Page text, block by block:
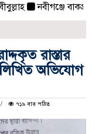
নবীগঞ্জে
রাস্তার
অভিযোগ
৭১৯ বার পঠিত